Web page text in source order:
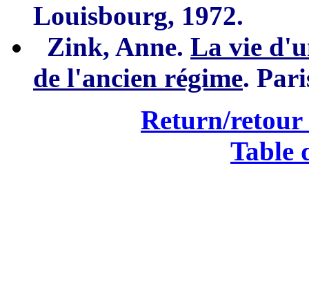
Louisbourg, 1972.
Zink, Anne. La vie
de l'ancien régime.
Return/retour
Table